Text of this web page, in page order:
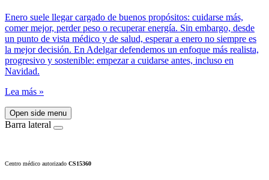
Enero suele llegar cargado de buenos propósitos: cuidarse más,
comer mejor, perder peso o recuperar energía. Sin embargo, desde
un punto de vista médico y de salud, esperar a enero no siempre es
la mejor decisión. En Adelgar defendemos un enfoque más realista,
progresivo y sostenible: empezar a cuidarse antes, incluso en
Navidad.
Lea más »
Open side menu
Barra lateral
Centro médico autorizado CS15360